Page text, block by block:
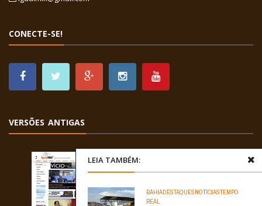
LEIA TAMBÉM:
BAHIADESTAQUESNOTÍCIASTEMPO
REAL
CONECTE-SE!
VERSÕES ANTIGAS